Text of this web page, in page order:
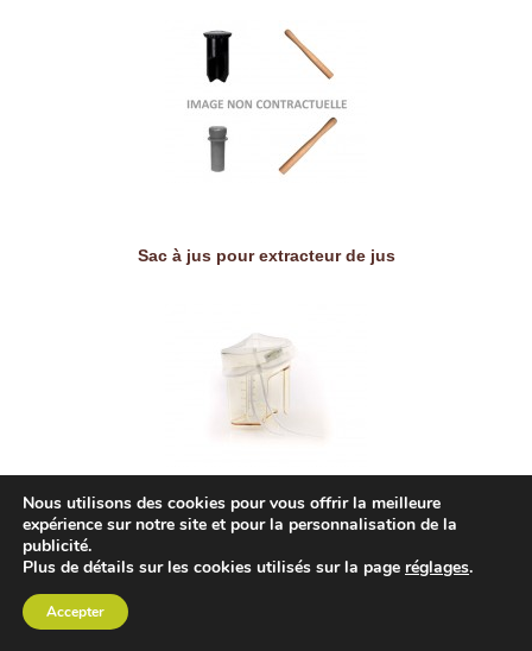
Sac à jus pour extracteur de jus
Bouteilles en verre pour extracteur de jus
Nous utilisons des cookies pour vous offrir la meilleure
expérience sur notre site et pour la personnalisation de la
publicité.
Plus de détails sur les cookies utilisés sur la page réglages.
Accepter